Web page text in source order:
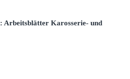
Arbeitsblätter Karosserie- und